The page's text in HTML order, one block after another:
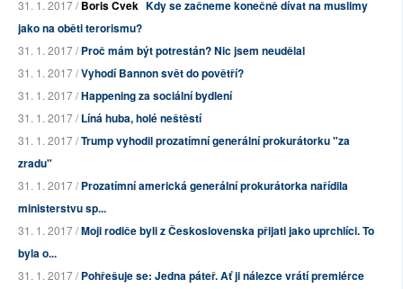
31. 1. 2017 /Boris Cvek Kdy se začneme konečně dívat na muslimy
jako na oběti terorismu?
31. 1. 2017 /Proč mám být potrestán? Nic jsem neudělal
31. 1. 2017 /Vyhodí Bannon svět do povětří?
31. 1. 2017 /Happening za sociální bydlení
31. 1. 2017 /Líná huba, holé neštěstí
31. 1. 2017 /Trump vyhodil prozatímní generální prokurátorku "za
zradu"
31. 1. 2017 /Prozatímní americká generální prokurátorka nařídila
ministerstvu sp...
31. 1. 2017 /Moji rodiče byli z Československa přijati jako uprchlíci. To
byla o...
31. 1. 2017 /Pohřešuje se: Jedna páteř. Ať ji nálezce vrátí premiérce